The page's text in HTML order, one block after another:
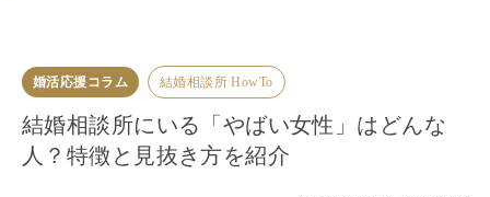
婚活応援コラム 結婚相談所 HowTo
結婚相談所にいる「やばい女性」はどんな
人？特徴と見抜き方を紹介